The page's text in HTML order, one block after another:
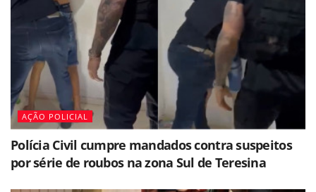
AÇÃO POLICIAL
Polícia Civil cumpre mandados contra suspeitos
por série de roubos na zona Sul de Teresina